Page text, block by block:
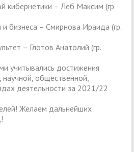
кибернетики – Леб Максим (гр.
и бизнеса – Смирнова Ираида (гр.
– Глотов Анатолий (гр.
учитывались достижения
научной, общественной,
деятельности за 2021/22
Желаем дальнейших